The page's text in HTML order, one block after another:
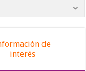
de
interés